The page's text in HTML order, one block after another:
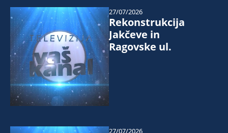
Rekonstrukcija
Jakčeve in
Ragovske ul.
27/07/2026